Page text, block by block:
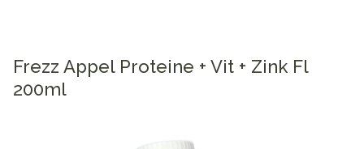
Frezz Appel Proteine + Vit + Zink Fl
200ml